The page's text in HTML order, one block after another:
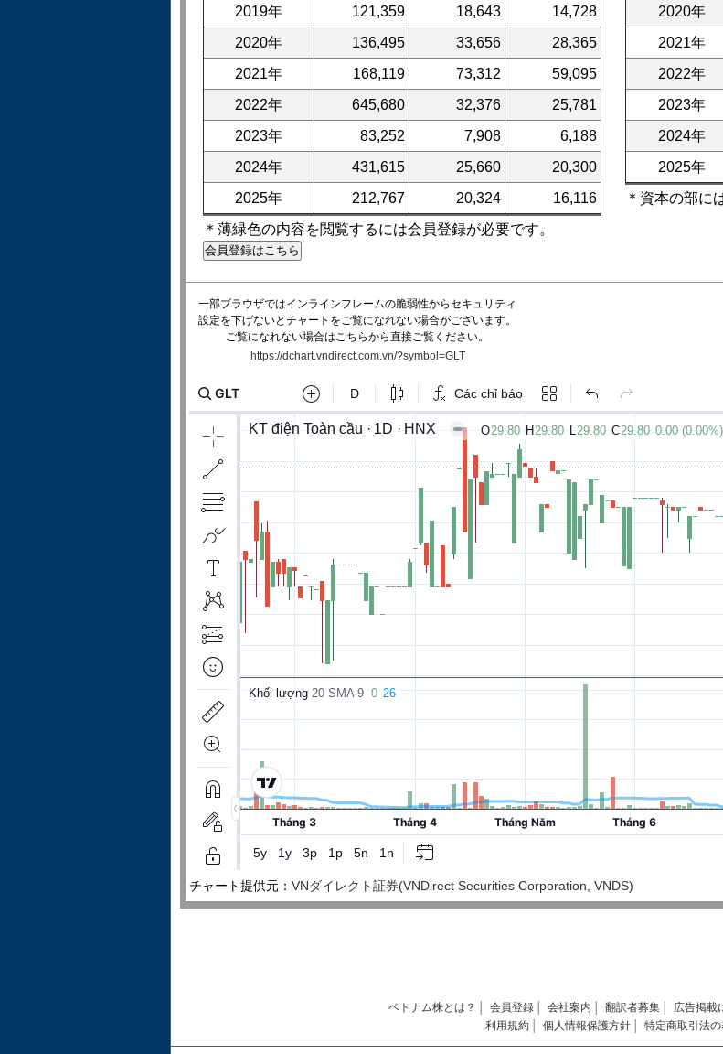
2019年
121,359 18,643
14,728
2020年
136,495 33,656
28,365
2021年
168,119 73,312
59,095
2022年
645,680 32,376
25,781
2023年
83,252 7,908
6,188
2024年
431,615 25,660
20,300
2025年
212,767 20,324
16,116
＊薄緑色の内容を閲覧するには会員登録が必要です。
2020年
2021年
2022年
2023年
2024年
2025年
＊資本の部に
一部ブラウザではインラインフレームの脆弱性からセキュリティ
設定を下げないとチャートをご覧になれない場合がございます。
ご覧になれない場合はこちらから直接ご覧ください。
https://dchart.vndirect.com.vn/?symbol=GLT
チャート提供元： VNダイレクト証券(VNDirect Securities Corporation, VNDS)
ベトナム株とは？ 会員登録 会社案内 翻訳者募集 広告掲載
利用規約
個人情報保護方針 特定商取引法